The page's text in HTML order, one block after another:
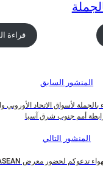
قراءة المزيد
السابق
الاتحاد الأوروبي
جنوب شرق آسيا
التالي